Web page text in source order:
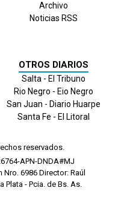
Archivo
Noticias RSS
OTROS DIARIOS
Salta - El Tribuno
Rio Negro - Eio Negro
San Juan - Diario Huarpe
Santa Fe - El Litoral
reservados.
APN-DNDA#MJ
Nro. 6986 Director: Raúl
Plata - Pcia. de Bs. As.